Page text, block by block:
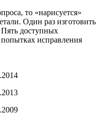
то «нарисуется»
Один раз изготовить
Пять доступных
исправления